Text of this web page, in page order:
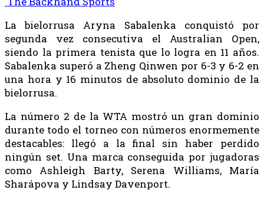
La bielorrusa Aryna Sabalenka conquistó por
segunda vez consecutiva el Australian Open,
siendo la primera tenista que lo logra en 11 años.
Sabalenka superó a Zheng Qinwen por 6-3 y 6-2 en
una hora y 16 minutos de absoluto dominio de la
bielorrusa.
La número 2 de la WTA mostró un gran dominio
durante todo el torneo con números enormemente
destacables: llegó a la final sin haber perdido
ningún set. Una marca conseguida por jugadoras
como Ashleigh Barty, Serena Williams, María
Sharápova y Lindsay Davenport.